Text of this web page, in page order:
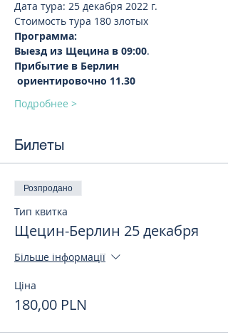
Дата тура: 25 декабря 2022 г.
Стоимость тура 180 злотых
Программа:
Выезд из Щецина в 09:00.
Прибытие в Берлин
ориентировочно 11.30
Подробнее >
Билеты
Розпродано
Тип квитка
Щецин-Берлин 25 декабря
Більше інформації
Ціна
180,00 PLN